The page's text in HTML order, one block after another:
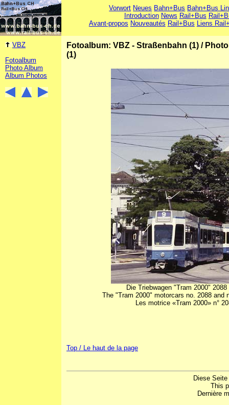
Vorwort Neues Bahn+Bus Bahn+Bus
Introduction News Rail+Bus
Avant-propos Nouveautés Rail+Bus Liens
VBZ
Fotoalbum
Photo Album
Album Photos
Fotoalbum: VBZ - Straßenbahn (1) /
(1)
Die Triebwagen "Tram 2000"
The "Tram 2000" motorcars no. 2088
Les motrice «Tram 2000» n°
Top / Le haut de la page
Diese
This
Dernière